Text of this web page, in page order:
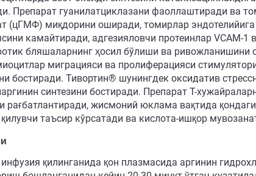
Препарат гуанилатциклазани фаоллаштиради ва
(цГМФ) миқдорини оширади, томирлар эндотелийига
камайтиради, адгезияловчи протеинлар VCAM-1
бляшаларнинг ҳосил бўлиши ва ривожланишини
миграцияси ва пролиферацияси
бостиради. Тивортин® шунингдек оксидатив
синтезини бостиради. Препарат Т-
рағбатлантиради, жисмоний юклама вақтида
таъсир кўрсатади ва кислота-ишқор
инфузия қилинганида қон плазмасида аргинин